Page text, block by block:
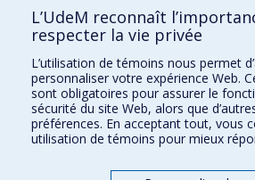
Comment soutenir le Département?
BESOIN D'AIDE?
Plan du site
Signaler une erreur
Accessibilité
FACULTÉ DES ARTS ET DES SCIENCES
L’UdeM reconnaît
respecter la vie privée
L’utilisation de témoins nous permet
personnaliser votre expérience Web.
sont obligatoires pour assurer le
sécurité du site Web, alors que
préférences. En acceptant tout, vous
utilisation de témoins pour mieux